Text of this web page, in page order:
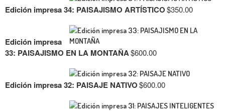
Edición impresa 34: PAISAJISMO ARTÍSTICO$350.00
Edición impresa
33: PAISAJISMO EN LA MONTAÑA$600.00
Edición impresa 32: PAISAJE NATIVO$600.00